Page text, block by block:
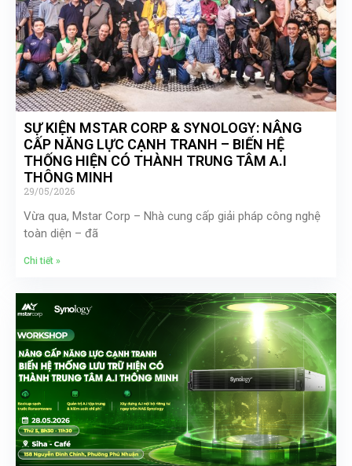
SỰ KIỆN MSTAR CORP & SYNOLOGY: NÂNG
CẤP NĂNG LỰC CẠNH TRANH – BIẾN HỆ
THỐNG HIỆN CÓ THÀNH TRUNG TÂM A.I
THÔNG MINH
29/05/2026
Vừa qua, Mstar Corp – Nhà cung cấp giải pháp công nghệ
toàn diện – đã
Chi tiết »